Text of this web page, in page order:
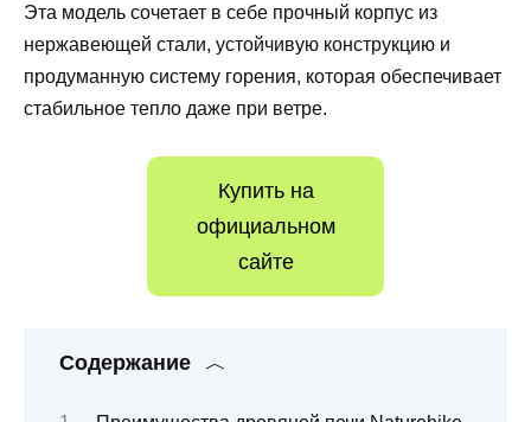
Эта модель сочетает в себе прочный корпус из
нержавеющей стали, устойчивую конструкцию и
продуманную систему горения, которая обеспечивает
стабильное тепло даже при ветре.
Купить на
официальном
сайте
Содержание